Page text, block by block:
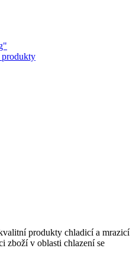
produkty chladicí a mrazicí
zboží v oblasti chlazení se